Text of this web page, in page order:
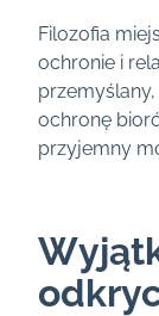
Filozofia
ochronie i
ochronę
przyjemny